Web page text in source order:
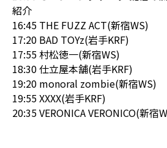
紹介
16:45 THE FUZZ ACT(新宿WS)
17:20 BAD TOYz(岩手KRF)
17:55 村松徳一(新宿WS)
18:30 仕立屋本舗(岩手KRF)
19:20 monoral zombie(新宿WS)
19:55 XXXX(岩手KRF)
20:35 VERONICA VERONICO(新宿